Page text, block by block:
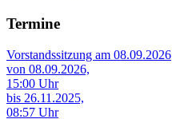
Termine
Vorstandssitzung am 08.09.2026
von 08.09.2026,
15:00 Uhr
bis 26.11.2025,
08:57 Uhr